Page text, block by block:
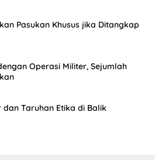
Pasukan Khusus jika Ditangkap
Operasi Militer, Sejumlah
Taruhan Etika di Balik